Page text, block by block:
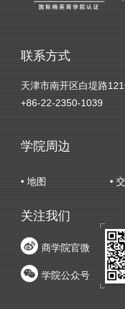
联系方式
天津市南开区白堤路
+86-22-2350-1039
学院周边
• 地图 •
关注我们
商学院官微
学院公众号